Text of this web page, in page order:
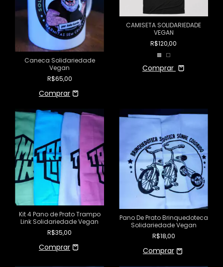
Caneca Solidariedade
Vegan
R$65,00
CAMISETA SOLIDARIEDADE
VEGAN
R$120,00
Comprar
Kit 4 Pano de Prato Trampo
Link Solidariedade Vegan
R$35,00
Pano De Prato Brinquedoteca
Solidariedade Vegan
R$18,00